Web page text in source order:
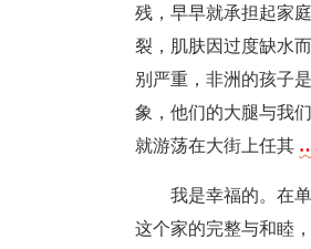
残，早早就承担起家
裂，肌肤因过度缺水
别严重，非洲的孩子
象，他们的大腿与我
就游荡在大街上任其
我是幸福的。在
这个家的完整与和睦